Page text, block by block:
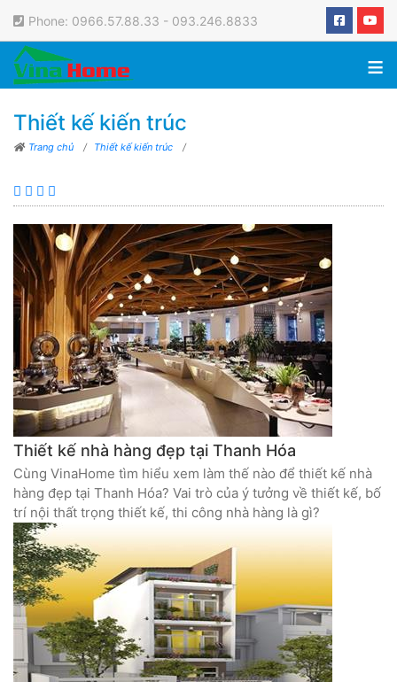
Phone: 0966.57.88.33 - 093.246.8833
≡
Thiết kế kiến trúc
Trang chủ / Thiết kế kiến trúc /
Thiết kế nhà hàng đẹp tại Thanh Hóa
Cùng VinaHome tìm hiểu xem làm thế nào để thiết kế nhà
hàng đẹp tại Thanh Hóa? Vai trò của ý tưởng về thiết kế, bố
trí nội thất trọng thiết kế, thi công nhà hàng là gì?